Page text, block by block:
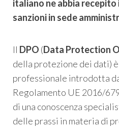
italiano ne abbia
sanzioni in sede
Il DPO (Data Protection
della protezione dei dati) è
professionale introdotta
Regolamento UE 2016/
di una conoscenza
delle prassi in materia di